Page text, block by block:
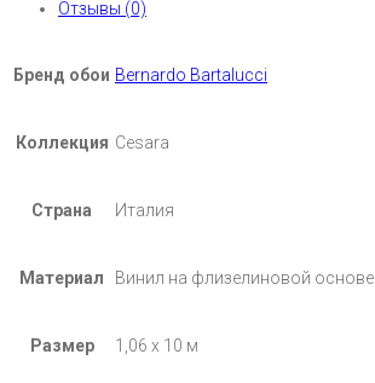
Отзывы (0)
Бренд обои Bernardo Bartalucci
Коллекция Cesara
Страна Италия
Материал Винил на флизелиновой основе
Размер 1,06 х 10 м